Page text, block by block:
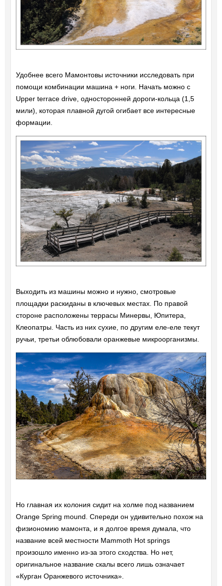
Удобнее всего Мамонтовы источники исследовать при
помощи комбинации машина + ноги. Начать можно с
Upper terrace drive, односторонней дороги-кольца (1,5
мили), которая плавной дугой огибает все интересные
формации.
Выходить из машины можно и нужно, смотровые
площадки раскиданы в ключевых местах. По правой
стороне расположены террасы Минервы, Юпитера,
Клеопатры. Часть из них сухие, по другим еле-еле текут
ручьи, третьи облюбовали оранжевые микроорганизмы.
Но главная их колония сидит на холме под названием
Orange Spring mound. Спереди он удивительно похож на
физиономию мамонта, и я долгое время думала, что
название всей местности Mammoth Hot springs
произошло именно из-за этого сходства. Но нет,
оригинальное название скалы всего лишь означает
«Курган Оранжевого источника».